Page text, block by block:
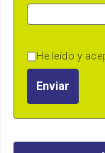
He leído y
Enviar